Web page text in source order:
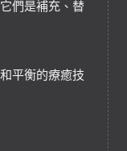
們是補充、替
平衡的療癒技